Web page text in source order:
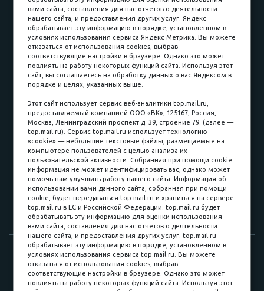
Принимаем к оплате
Наличные
пл. Соляная, 6, стр. 16
8 (3822) 60-70-30
8 (3822) 50-39-09
8 (3822) 22-77-68
8 (3822) 50-48-50
8 (3822) 65-42-10
© 2015-2026. Компания «Мебельный куб».
ИП Саворенко Валерий Александрович. Россия, г. Томск, пл.
Соляная, 6 стр. 16, Цокольный этаж
вами сайта, составления для нас отчетов о деятельности
нашего сайта, и предоставления других услуг. Яндекс
обрабатывает эту информацию в порядке, установленном в
условиях использования сервиса Яндекс Метрика. Вы можете
отказаться от использования cookies, выбрав
соответствующие настройки в браузере. Однако это может
повлиять на работу некоторых функций сайта. Используя этот
сайт, вы соглашаетесь на обработку данных о вас Яндексом в
порядке и целях, указанных выше.
Этот сайт использует сервис веб-аналитики top.mail.ru,
предоставляемый компанией ООО «ВК», 125167, Россия,
Москва, Ленинградский проспект д. 39, строение 79. (далее —
top.mail.ru). Сервис top.mail.ru использует технологию
«cookie» — небольшие текстовые файлы, размещаемые на
компьютере пользователей с целью анализа их
пользовательской активности. Собранная при помощи cookie
информация не может идентифицировать вас, однако может
помочь нам улучшить работу нашего сайта. Информация об
использовании вами данного сайта, собранная при помощи
cookie, будет передаваться top.mail.ru и храниться на сервере
top.mail.ru в ЕС и Российской Федерации. top.mail.ru будет
обрабатывать эту информацию для оценки использования
вами сайта, составления для нас отчетов о деятельности
нашего сайта, и предоставления других услуг. top.mail.ru
обрабатывает эту информацию в порядке, установленном в
условиях использования сервиса top.mail.ru. Вы можете
отказаться от использования cookies, выбрав
соответствующие настройки в браузере. Однако это может
повлиять на работу некоторых функций сайта. Используя этот